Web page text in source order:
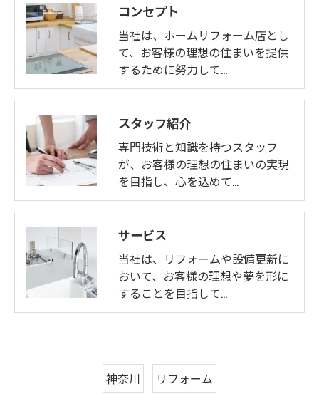
コンセプト
当社は、ホームリフォーム店とし
て、お客様の理想の住まいを提供
するために努力して…
スタッフ紹介
専門技術と知識を持つスタッフ
が、お客様の理想の住まいの実現
を目指し、心を込めて…
サービス
当社は、リフォームや設備更新に
おいて、お客様の理想や夢を形に
することを目指して…
神奈川 リフォーム